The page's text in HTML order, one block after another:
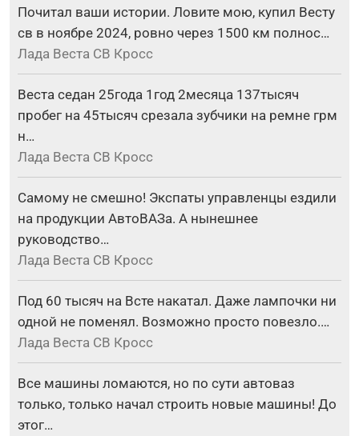
Почитал ваши истории. Ловите мою, купил Весту
св в ноябре 2024, ровно через 1500 км полнос…
Лада Веста СВ Кросс
Веста седан 25года 1год 2месяца 137тысяч
пробег на 45тысяч срезала зубчики на ремне грм
н…
Лада Веста СВ Кросс
Самому не смешно! Экспаты управленцы ездили
на продукции АвтоВАЗа. А нынешнее
руководство…
Лада Веста СВ Кросс
Под 60 тысяч на Всте накатал. Даже лампочки ни
одной не поменял. Возможно просто повезло.…
Лада Веста СВ Кросс
Все машины ломаются, но по сути автоваз
только, только начал строить новые машины! До
этог…